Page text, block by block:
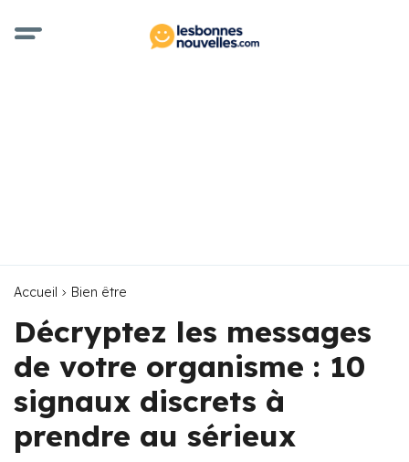
Accueil Bien être
Décryptez les messages
de votre organisme : 10
signaux discrets à
prendre au sérieux